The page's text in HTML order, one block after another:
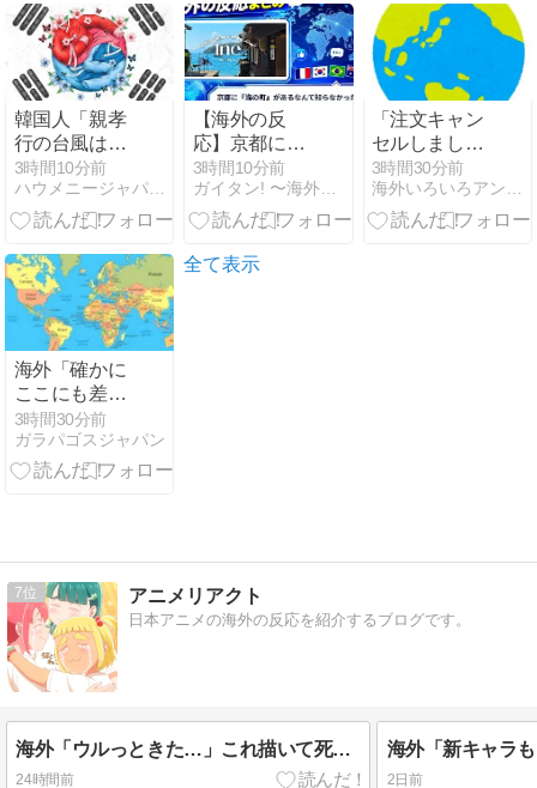
返ってきたの
は…」→「ヤ
クザ映画みた
い」
隊航行訓練！
韓国人「親孝
行の台風は本
当に日本が好
きなんだな」
3時間10分前
ハウメニージャパン！
【海外の反
応】京都に
『海の町』が
あるなんて知
らなかった…
外国人が静か
3時間10分前
ガイタン! 〜海外の反応探訪〜
「注文キャン
セルしまし
た。身分証を
提出してくだ
さい」と
3時間30分前
海外いろいろアンテナ
海外「確かに
ここにも差別
はある！でも
日本を見てみ
ろよ！…とか
3時間30分前
ガラパゴスジャパン
全て表示
7 アニメリアクト
日本アニメの海外の反応を紹介するブログです。
海外「ウルっときた…」これ描いて死ね 第6話の海外反応
24時間前 2日前